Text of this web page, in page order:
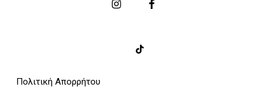
Πολιτική Απορρήτου